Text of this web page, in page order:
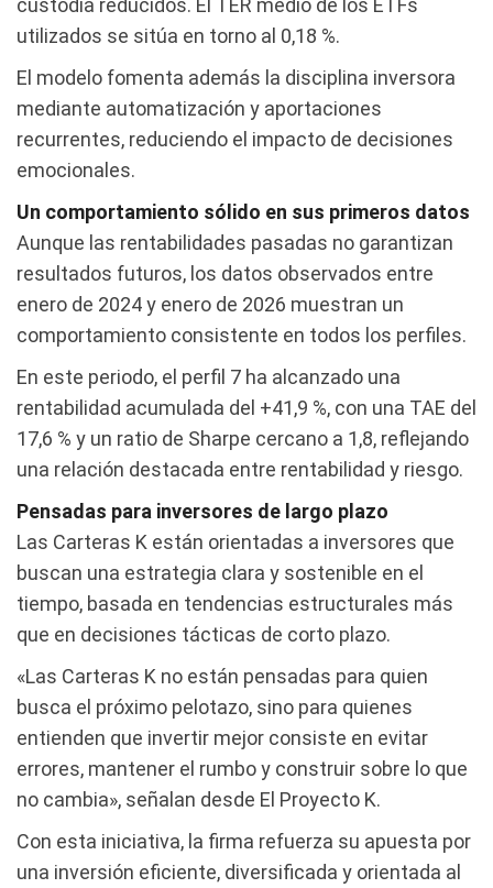
custodia reducidos. El TER medio de los ETFs
utilizados se sitúa en torno al 0,18 %.
El modelo fomenta además la disciplina inversora
mediante automatización y aportaciones
recurrentes, reduciendo el impacto de decisiones
emocionales.
Un comportamiento sólido en sus primeros datos
Aunque las rentabilidades pasadas no garantizan
resultados futuros, los datos observados entre
enero de 2024 y enero de 2026 muestran un
comportamiento consistente en todos los perfiles.
En este periodo, el perfil 7 ha alcanzado una
rentabilidad acumulada del +41,9 %, con una TAE del
17,6 % y un ratio de Sharpe cercano a 1,8, reflejando
una relación destacada entre rentabilidad y riesgo.
Pensadas para inversores de largo plazo
Las Carteras K están orientadas a inversores que
buscan una estrategia clara y sostenible en el
tiempo, basada en tendencias estructurales más
que en decisiones tácticas de corto plazo.
«Las Carteras K no están pensadas para quien
busca el próximo pelotazo, sino para quienes
entienden que invertir mejor consiste en evitar
errores, mantener el rumbo y construir sobre lo que
no cambia», señalan desde El Proyecto K.
Con esta iniciativa, la firma refuerza su apuesta por
una inversión eficiente, diversificada y orientada al